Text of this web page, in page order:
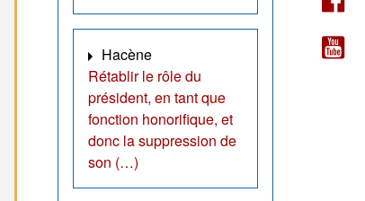
Hacène
Rétablir le rôle du
président, en tant que
fonction honorifique, et
donc la suppression de
son (…)